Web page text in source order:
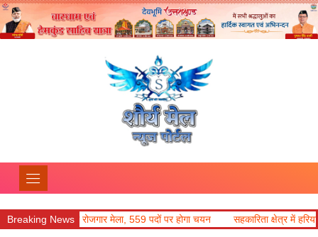
Breaking News
में रोजगार मेला, 559 पदों पर होगा चयन सहकारिता क्षेत्र में हरियाणा के नवाचार